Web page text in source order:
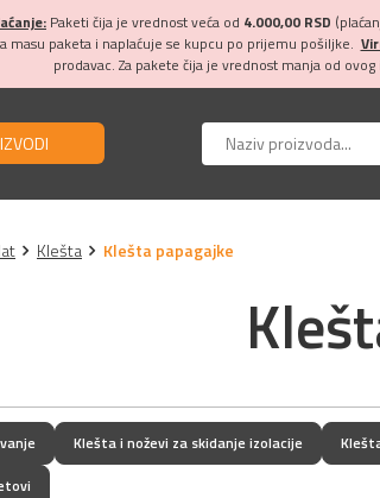
Paketi čija je vrednost veća od 4.000,00 RSD
masu paketa i naplaćuje se kupcu po prijemu pošiljke.
prodavac. Za pakete čija je vrednost manja od
Klešta Klešta papagajke
Klešta i noževi za skidanje izolacije